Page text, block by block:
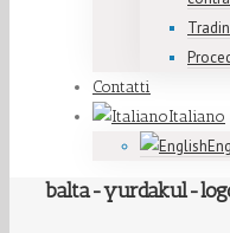
Contatti
Italiano
balta-yurdakul-